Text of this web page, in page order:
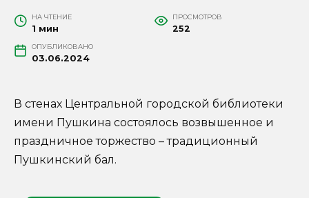
НА ЧТЕНИЕ
1 мин
ПРОСМОТРОВ
252
ОПУБЛИКОВАНО
03.06.2024
В стенах Центральной городской библиотеки
имени Пушкина состоялось возвышенное и
праздничное торжество – традиционный
Пушкинский бал.